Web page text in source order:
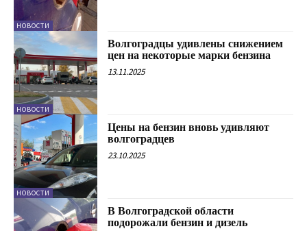
НОВОСТИ
НОВОСТИ
Волгоградцы удивлены снижением
цен на некоторые марки бензина
13.11.2025
НОВОСТИ
Цены на бензин вновь удивляют
волгоградцев
23.10.2025
В Волгоградской области
подорожали бензин и дизель